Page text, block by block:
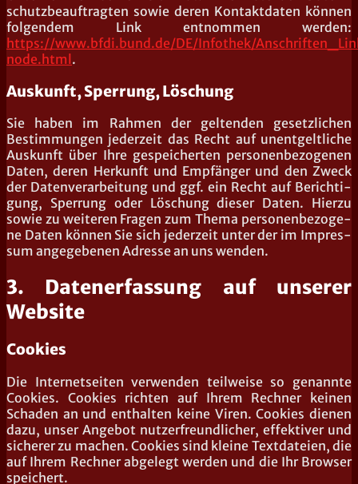
schutz­be­auf­trag­ten sowie deren Kon­takt­da­ten kön­nen
fol­gen­dem Link ent­nom­men wer­den:
https://www.bfdi.bund.de/DE/Infothek/
node.html.
Auskunft, Sperrung, Löschung
Sie haben im Rah­men der gel­ten­den gesetz­li­chen
Bestim­mun­gen jeder­zeit das Recht auf unent­gelt­li­che
Aus­kunft über Ihre gespei­cher­ten per­so­nen­be­zo­ge­nen
Daten, deren Her­kunft und Emp­fän­ger und den Zweck
der Daten­ver­ar­bei­tung und ggf. ein Recht auf Berich­ti­
gung, Sper­rung oder Löschung die­ser Daten. Hier­zu
sowie zu wei­te­ren Fra­gen zum The­ma per­so­nen­be­zo­ge­
ne Daten kön­nen Sie sich jeder­zeit unter der im Impres­
sum ange­ge­be­nen Adres­se an uns wenden.
3. Datenerfassung auf unserer
Website
Cookies
Die Inter­net­sei­ten ver­wen­den teil­wei­se so genann­te
Coo­kies. Coo­kies rich­ten auf Ihrem Rech­ner kei­nen
Scha­den an und ent­hal­ten kei­ne Viren. Coo­kies die­nen
dazu, unser Ange­bot nut­zer­freund­li­cher, effek­ti­ver und
siche­rer zu machen. Coo­kies sind klei­ne Text­da­tei­en, die
auf Ihrem Rech­ner abge­legt wer­den und die Ihr Brow­ser
speichert.